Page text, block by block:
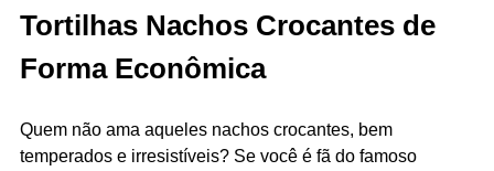
Tortilhas Nachos Crocantes de
Forma Econômica
Quem não ama aqueles nachos crocantes, bem
temperados e irresistíveis? Se você é fã do famoso